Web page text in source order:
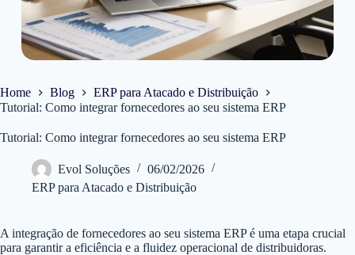
Home Blog
ERP para Atacado e Distribuição
Tutorial: Como integrar fornecedores ao seu sistema ERP
Tutorial: Como integrar fornecedores ao seu sistema ERP
Evol Soluções
06/02/2026
ERP para Atacado e Distribuição
A integração de fornecedores ao seu sistema ERP é uma etapa crucial
para garantir a eficiência e a fluidez operacional de distribuidoras.